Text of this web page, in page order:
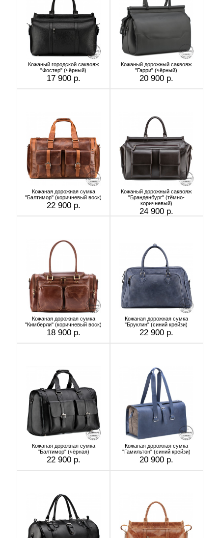
Кожаный городской саквояж
"Фостер" (чёрный)
17 900 р.
Кожаный дорожный саквояж
"Гарри" (чёрный)
20 900 р.
Кожаная дорожная сумка
"Балтимор" (коричневый воск)
22 900 р.
Кожаный дорожный саквояж
"Бранденбург" (тёмно-
коричневый)
24 900 р.
Кожаная дорожная сумка
"Кимберли" (коричневый воск)
18 900 р.
Кожаная дорожная сумка
"Бруклин" (синий крейзи)
22 900 р.
Кожаная дорожная сумка
"Балтимор" (чёрная)
22 900 р.
Кожаная дорожная сумка
"Гамильтон" (синий крейзи)
20 900 р.